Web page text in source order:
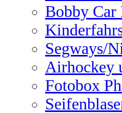
Bobby Car
Segways/
Airhockey
Fotobox